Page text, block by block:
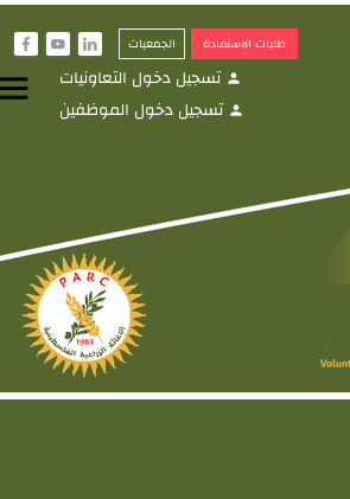
طلبات الاستفادة الجمعيات i
y
f
person تسجيل دخول التعاونيات
person تسجيل دخول الموظفين